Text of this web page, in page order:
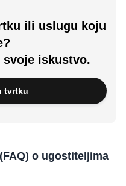
ili uslugu koju
iskustvo.
tvrtku
o ugostiteljima